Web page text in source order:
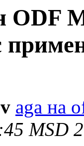
aga на
MSD